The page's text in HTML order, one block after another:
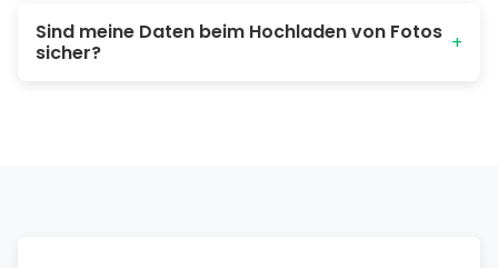
exportieren Sie das Video dann als hochwertiges MP4, um
es einfach auf jeder Plattform zu teilen.
Sind meine Daten beim Hochladen von Fotos
sicher?
+